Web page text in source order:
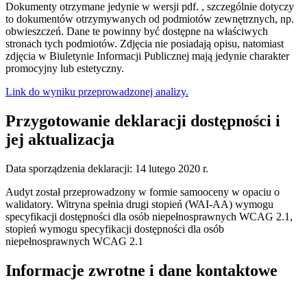
Dokumenty otrzymane jedynie w wersji pdf. , szczególnie dotyczy
to dokumentów otrzymywanych od podmiotów zewnętrznych, np.
obwieszczeń. Dane te powinny być dostępne na właściwych
stronach tych podmiotów. Zdjęcia nie posiadają opisu, natomiast
zdjęcia w Biuletynie Informacji Publicznej mają jedynie charakter
promocyjny lub estetyczny.
Link do wyniku przeprowadzonej analizy.
Przygotowanie deklaracji dostępności i
jej aktualizacja
Data sporządzenia deklaracji: 14 lutego 2020 r.
Audyt został przeprowadzony w formie samooceny w opaciu o
walidatory. Witryna spełnia drugi stopień (WAI-AA) wymogu
specyfikacji dostępności dla osób niepełnosprawnych WCAG 2.1,
stopień wymogu specyfikacji dostępności dla osób
niepełnosprawnych WCAG 2.1
Informacje zwrotne i dane kontaktowe